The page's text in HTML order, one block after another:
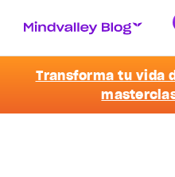
Transforma tu vida